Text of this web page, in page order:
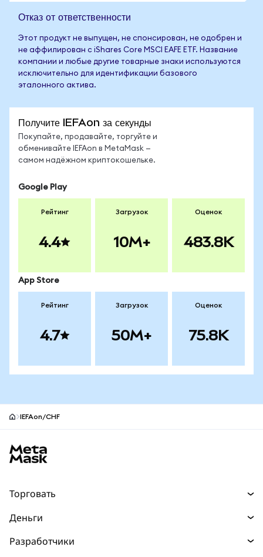
Отказ от ответственности
Этот продукт не выпущен, не спонсирован, не одобрен и
не аффилирован с iShares Core MSCI EAFE ETF. Название
компании и любые другие товарные знаки используются
исключительно для идентификации базового
эталонного актива.
Получите IEFAon за секунды
Покупайте, продавайте, торгуйте и
обменивайте IEFAon в MetaMask —
самом надёжном криптокошельке.
Google Play
Рейтинг
4.4
Загрузок
10M+
Оценок
483.8K
App Store
Рейтинг
4.7
Загрузок
50M+
Оценок
75.8K
IEFAon/CHF
Торговать
Прогнозы
Деньги
Разработчики